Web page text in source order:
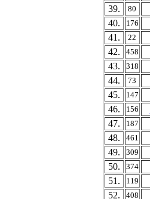
39.
80
40.
176
41.
22
42.
458
43.
318
44.
73
45.
147
46.
156
47.
187
48.
461
49.
309
50.
374
51.
119
52.
408